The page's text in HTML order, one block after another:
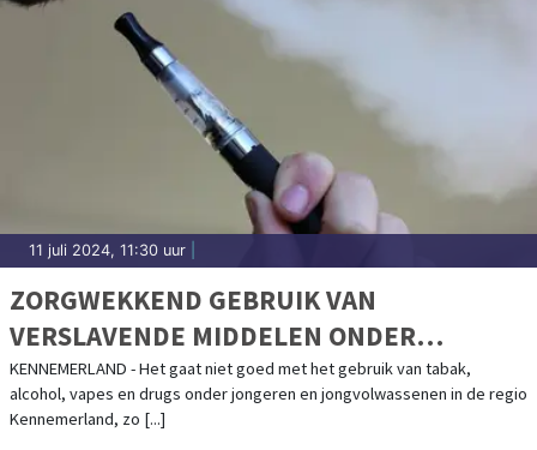
11 juli 2024, 11:30 uur
ZORGWEKKEND GEBRUIK VAN
VERSLAVENDE MIDDELEN ONDER
JONGEREN EN JONGVOLWASSENEN IN
KENNEMERLAND
KENNEMERLAND - Het gaat niet goed met het gebruik van tabak,
alcohol, vapes en drugs onder jongeren en jongvolwassenen in de regio
Kennemerland, zo [...]